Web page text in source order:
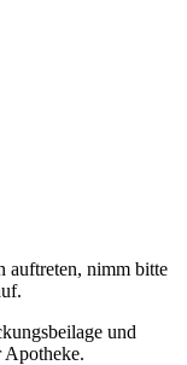
auftreten, nimm bitte
und
Apotheke.